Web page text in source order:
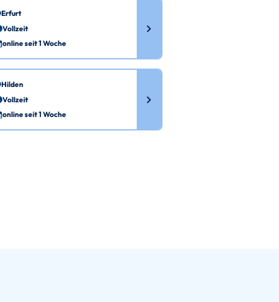
Erfurt
Vollzeit
online seit 1 Woche
Hilden
Vollzeit
online seit 1 Woche